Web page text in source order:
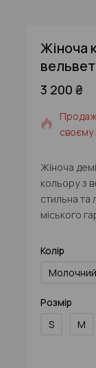
Жіноча
3 200 ₴
19
своєму
Жіноча
кольору з
стильна
міського
Колір
Молочний
Розмір
S
M